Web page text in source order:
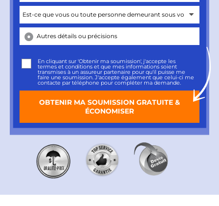
En cliquant sur 'Obtenir ma soumission', j'accepte les
termes et conditions et que mes informations soient
transmises à un assureur partenaire pour qu'il puisse me
faire une soumission. J'accepte également que celui-ci me
contacte par téléphone pour compléter ma demande.